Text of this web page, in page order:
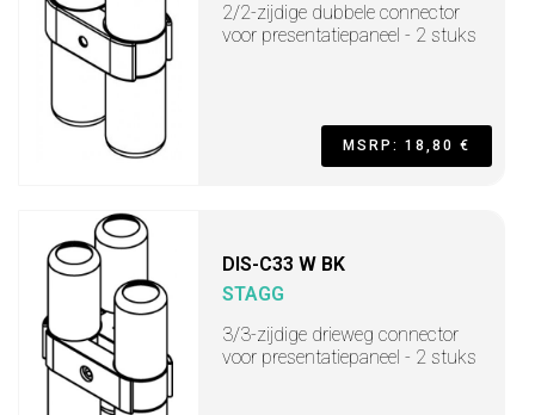
2/2-zijdige dubbele connector
voor presentatiepaneel - 2 stuks
MSRP: 18,80 €
DIS-C33 W BK
STAGG
3/3-zijdige drieweg connector
voor presentatiepaneel - 2 stuks